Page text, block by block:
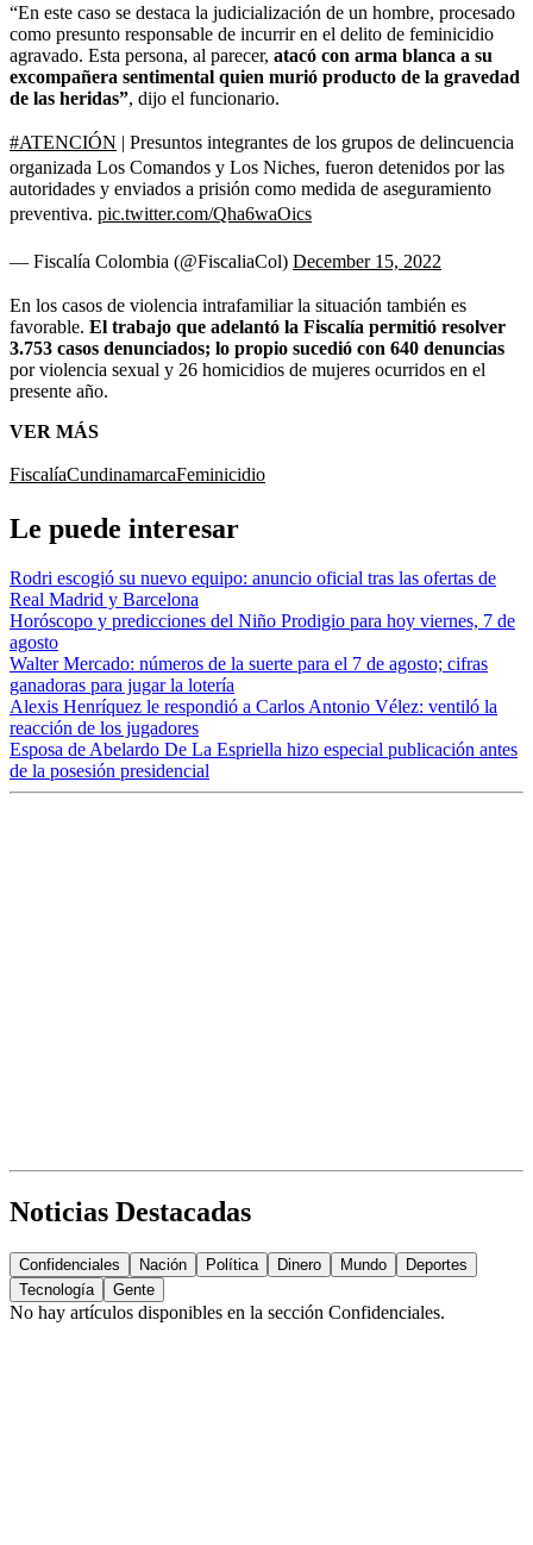
“En este caso se destaca la judicialización de un hombre, procesado
como presunto responsable de incurrir en el delito de feminicidio
agravado. Esta persona, al parecer, atacó con arma blanca a su
excompañera sentimental quien murió producto de la gravedad
de las heridas”, dijo el funcionario.
#ATENCIÓN | Presuntos integrantes de los grupos de delincuencia
organizada Los Comandos y Los Niches, fueron detenidos por las
autoridades y enviados a prisión como medida de aseguramiento
preventiva. pic.twitter.com/Qha6waOics
— Fiscalía Colombia (@FiscaliaCol) December 15, 2022
En los casos de violencia intrafamiliar la situación también es
favorable. El trabajo que adelantó la Fiscalía permitió resolver
3.753 casos denunciados; lo propio sucedió con 640 denuncias
por violencia sexual y 26 homicidios de mujeres ocurridos en el
presente año.
VER MÁS
FiscalíaCundinamarcaFeminicidio
Le puede interesar
Rodri escogió su nuevo equipo: anuncio oficial tras las ofertas de
Real Madrid y Barcelona
Horóscopo y predicciones del Niño Prodigio para hoy viernes, 7 de
agosto
Walter Mercado: números de la suerte para el 7 de agosto; cifras
ganadoras para jugar la lotería
Alexis Henríquez le respondió a Carlos Antonio Vélez: ventiló la
reacción de los jugadores
Esposa de Abelardo De La Espriella hizo especial publicación antes
de la posesión presidencial
Noticias Destacadas
Confidenciales Nación Política Dinero Mundo
Deportes
Tecnología
Gente
No hay artículos disponibles en la sección Confidenciales.